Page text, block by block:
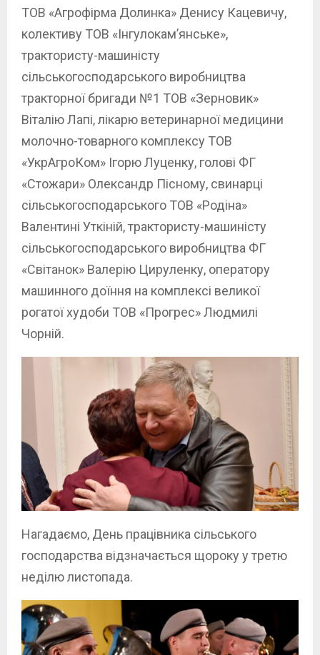
ТОВ «Агрофірма Долинка» Денису Кацевичу,
колективу ТОВ «Інгулокам’янське»,
трактористу-машиністу
сільськогосподарського виробництва
тракторної бригади №1 ТОВ «Зерновик»
Віталію Лапі, лікарю ветеринарної медицини
молочно-товарного комплексу ТОВ
«УкрАгроКом» Ігорю Луценку, голові ФГ
«Стожари» Олександр Пісному, свинарці
сільськогосподарського ТОВ «Родіна»
Валентині Уткіній, трактористу-машиністу
сільськогосподарського виробництва ФГ
«Світанок» Валерію Цируленку, оператору
машинного доїння на комплексі великої
рогатої худоби ТОВ «Прогрес» Людмилі
Чорній.
Нагадаємо, День працівника сільського
господарства відзначається щороку у третю
неділю листопада.